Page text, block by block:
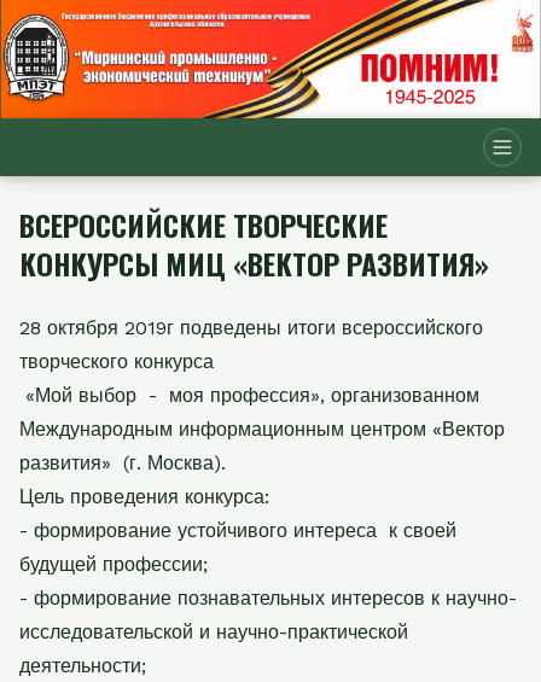
ВСЕРОССИЙСКИЕ ТВОРЧЕСКИЕ
КОНКУРСЫ МИЦ «ВЕКТОР РАЗВИТИЯ»
28 октября 2019г подведены итоги всероссийского
творческого конкурса
«Мой выбор - моя профессия», организованном
Международным информационным центром «Вектор
развития» (г. Москва).
Цель проведения конкурса:
- формирование устойчивого интереса к своей
будущей профессии;
- формирование познавательных интересов к научно-
исследовательской и научно-практической
деятельности;